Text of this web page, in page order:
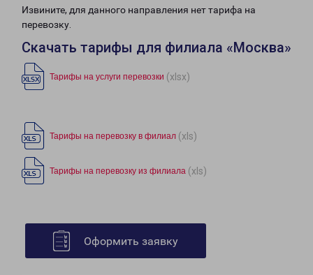
Извините, для данного направления нет тарифа на
перевозку.
Скачать тарифы для филиала «Москва»
Тарифы на услуги перевозки (xlsx)
Тарифы на перевозку в филиал (xls)
Тарифы на перевозку из филиала (xls)
Оформить заявку